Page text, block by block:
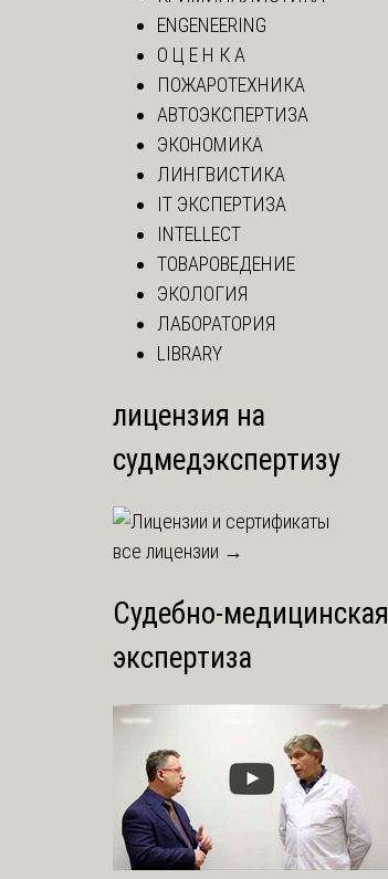
ENGENEERING
О Ц Е Н К А
ПОЖАРОТЕХНИКА
АВТОЭКСПЕРТИЗА
ЭКОНОМИКА
ЛИНГВИСТИКА
IT ЭКСПЕРТИЗА
INTELLECT
ТОВАРОВЕДЕНИЕ
ЭКОЛОГИЯ
ЛАБОРАТОРИЯ
LIBRARY
лицензия на
судмедэкспертизу
все лицензии →
Судебно-медицинская
экспертиза